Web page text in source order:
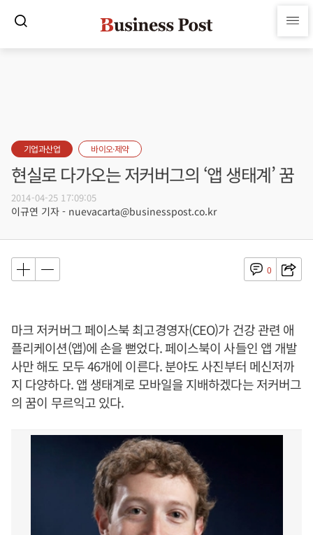
기업과산업 바이오·제약
현실로 다가오는 저커버그의 ‘앱 생태계’ 꿈
2014-04-25 17:09:05
이규연 기자 - nuevacarta@businesspost.co.kr
0
마크 저커버그 페이스북 최고경영자(CEO)가 건강 관련 애
플리케이션(앱)에 손을 뻗었다. 페이스북이 사들인 앱 개발
사만 해도 모두 46개에 이른다. 분야도 사진부터 메신저까
지 다양하다. 앱 생태계로 모바일을 지배하겠다는 저커버그
의 꿈이 무르익고 있다.